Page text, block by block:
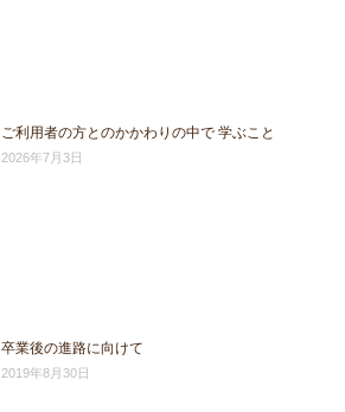
ご利用者の方とのかかわりの中で 学ぶこと
2026年7月3日
卒業後の進路に向けて
2019年8月30日